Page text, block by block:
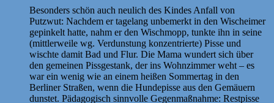
Besonders schön auch neulich des Kindes Anfall von
Putzwut: Nachdem er tagelang unbemerkt in den Wischeimer
gepinkelt hatte, nahm er den Wischmopp, tunkte ihn in seine
(mittlerweile wg. Verdunstung konzentrierte) Pisse und
wischte damit Bad und Flur. Die Mama wundert sich über
den gemeinen Pissgestank, der ins Wohnzimmer weht – es
war ein wenig wie an einem heißen Sommertag in den
Berliner Straßen, wenn die Hundepisse aus den Gemäuern
dunstet. Pädagogisch sinnvolle Gegenmaßnahme: Restpisse